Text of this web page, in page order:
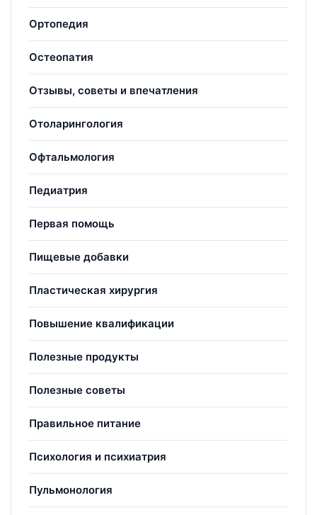
Ортопедия
Остеопатия
Отзывы, советы и впечатления
Отоларингология
Офтальмология
Педиатрия
Первая помощь
Пищевые добавки
Пластическая хирургия
Повышение квалификации
Полезные продукты
Полезные советы
Правильное питание
Психология и психиатрия
Пульмонология